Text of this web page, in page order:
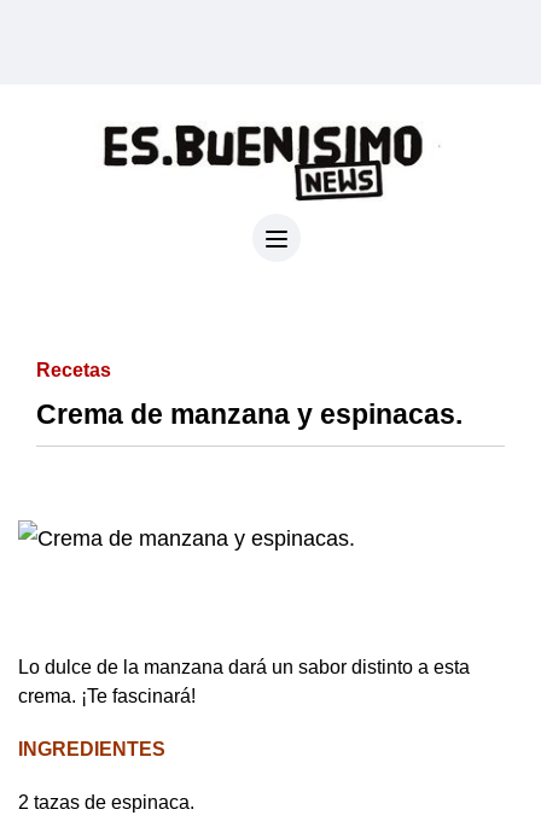
Recetas
Crema de manzana y espinacas.
Lo dulce de la manzana dará un sabor distinto a esta
crema. ¡Te fascinará!
INGREDIENTES
2 tazas de espinaca.